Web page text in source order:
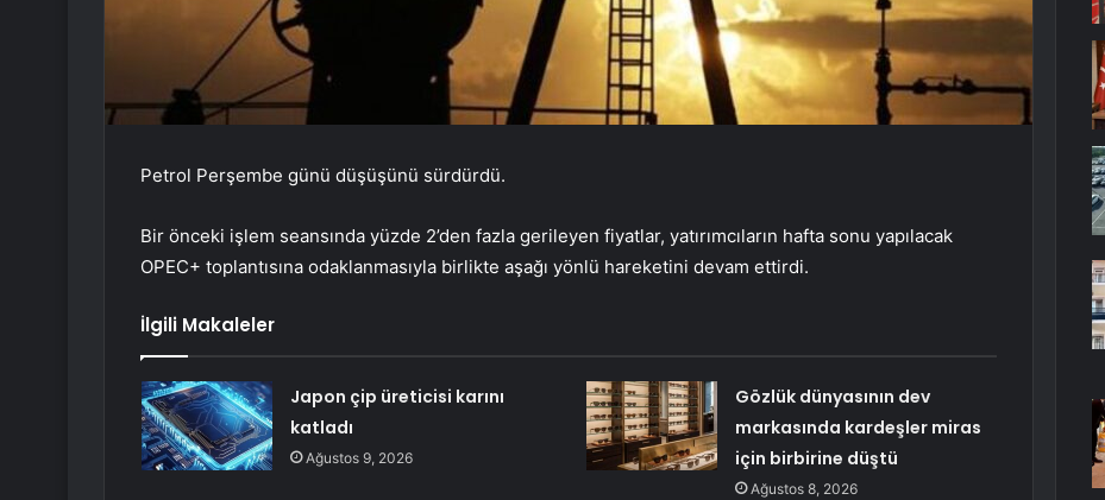
Petrol Perşembe günü düşüşünü sürdürdü.
Bir önceki işlem seansında yüzde 2’den fazla gerileyen fiyatlar, yatırımcıların hafta sonu yapılacak
OPEC+ toplantısına odaklanmasıyla birlikte aşağı yönlü hareketini devam ettirdi.
İlgili Makaleler
Japon çip üreticisi karını
katladı
Ağustos 9, 2026
Gözlük dünyasının dev
markasında kardeşler miras
için birbirine düştü
Ağustos 8, 2026